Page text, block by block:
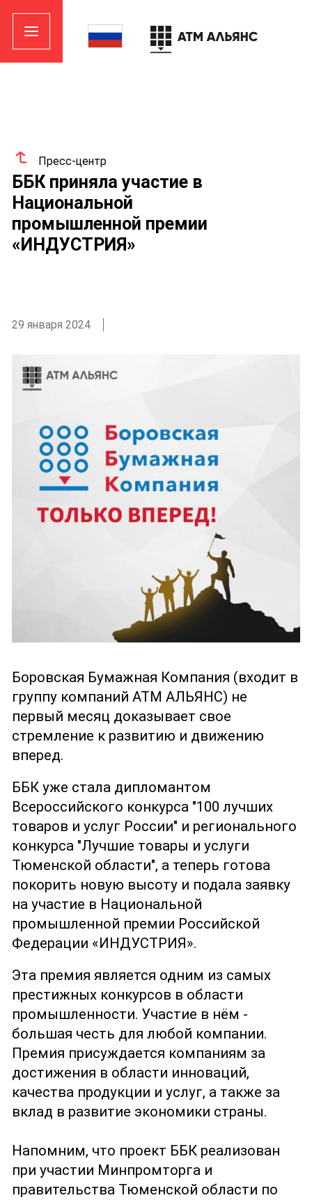
Пресс-центр
ББК приняла участие в
Национальной
промышленной премии
«ИНДУСТРИЯ»
29 января 2024
Боровская Бумажная Компания (входит в
группу компаний АТМ АЛЬЯНС) не
первый месяц доказывает свое
стремление к развитию и движению
вперед.
ББК уже стала дипломантом
Всероссийского конкурса "100 лучших
товаров и услуг России" и регионального
конкурса "Лучшие товары и услуги
Тюменской области", а теперь готова
покорить новую высоту и подала заявку
на участие в Национальной
промышленной премии Российской
Федерации «ИНДУСТРИЯ».
Эта премия является одним из самых
престижных конкурсов в области
промышленности. Участие в нём -
большая честь для любой компании.
Премия присуждается компаниям за
достижения в области инноваций,
качества продукции и услуг, а также за
вклад в развитие экономики страны.
Напомним, что проект ББК реализован
при участии Минпромторга и
правительства Тюменской области по